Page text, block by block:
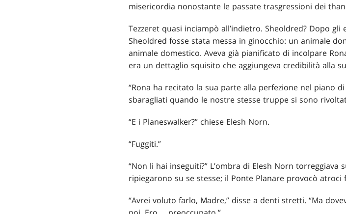
misericordia nonostante le passate trasgressioni dei
Tezzeret quasi inciampò all’indietro. Sheoldred? Dopo
Sheoldred fosse stata messa in ginocchio: un animale
animale domestico. Aveva già pianificato di incolpare
era un dettaglio squisito che aggiungeva credibilità alla
“Rona ha recitato la sua parte alla perfezione nel piano
sbaragliati quando le nostre stesse truppe si sono
“E i Planeswalker?” chiese Elesh Norn.
“Fuggiti.”
“Non li hai inseguiti?” L’ombra di Elesh Norn
ripiegarono su se stesse; il Ponte Planare provocò
“Avrei voluto farlo, Madre,” disse a denti stretti. “Ma